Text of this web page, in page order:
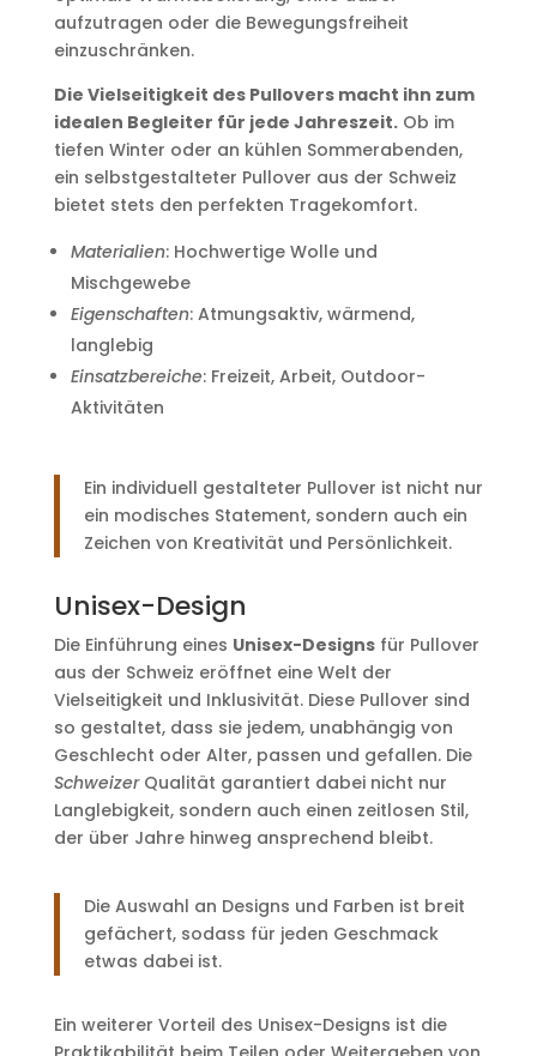
aufzutragen oder die Bewegungsfreiheit
einzuschränken.
Die Vielseitigkeit des Pullovers macht ihn zum
idealen Begleiter für jede Jahreszeit.Ob im
tiefen Winter oder an kühlen Sommerabenden,
ein selbstgestalteter Pullover aus der Schweiz
bietet stets den perfekten Tragekomfort.
Materialien: Hochwertige Wolle und
Mischgewebe
Eigenschaften: Atmungsaktiv, wärmend,
langlebig
Einsatzbereiche: Freizeit, Arbeit, Outdoor-
Aktivitäten
Ein individuell gestalteter Pullover ist nicht nur
ein modisches Statement, sondern auch ein
Zeichen von Kreativität und Persönlichkeit.
Unisex-Design
Die Einführung eines Unisex-Designsfür Pullover
aus der Schweiz eröffnet eine Welt der
Vielseitigkeit und Inklusivität. Diese Pullover sind
so gestaltet, dass sie jedem, unabhängig von
Geschlecht oder Alter, passen und gefallen. Die
SchweizerQualität garantiert dabei nicht nur
Langlebigkeit, sondern auch einen zeitlosen Stil,
der über Jahre hinweg ansprechend bleibt.
Die Auswahl an Designs und Farben ist breit
gefächert, sodass für jeden Geschmack
etwas dabei ist.
Ein weiterer Vorteil des Unisex-Designs ist die